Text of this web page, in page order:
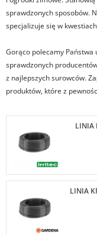
sprawdzonych sposobów.
specjalizuje się w
Gorąco polecamy
sprawdzonych
z najlepszych surowców.
produktów, które z
LINIA
LINIA